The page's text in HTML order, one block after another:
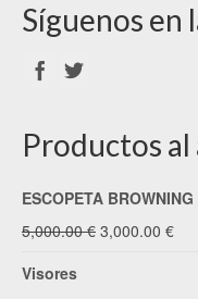
Síguenos en
Productos al
ESCOPETA
5,000.00€ El
3,000.00 €El
Visores